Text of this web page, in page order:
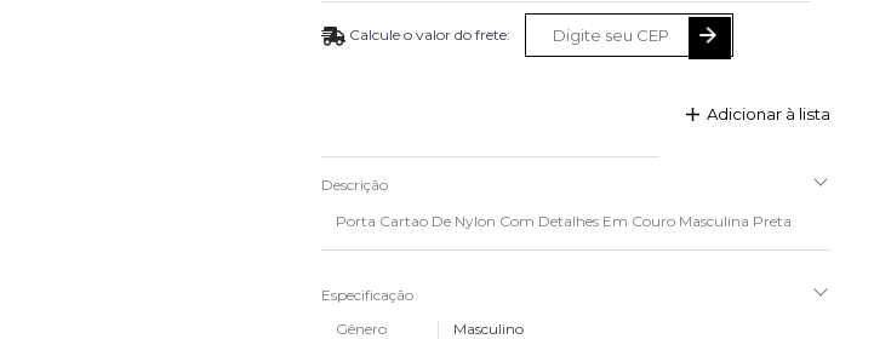
Adicionar à lista
Descrição
Porta Cartao De Nylon Com Detalhes Em Couro Masculina Preta
Especificação
Gênero
Masculino